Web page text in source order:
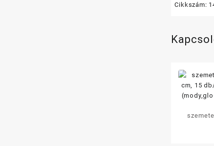
Cikkszám:
szemeteszsák
cm,